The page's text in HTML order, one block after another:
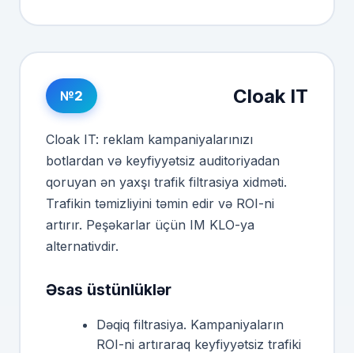
№2 Cloak IT
Cloak IT: reklam kampaniyalarınızı
botlardan və keyfiyyətsiz auditoriyadan
qoruyan ən yaxşı trafik filtrasiya xidməti.
Trafikin təmizliyini təmin edir və ROI-ni
artırır. Peşəkarlar üçün IM KLO-ya
alternativdir.
Əsas üstünlüklər
Dəqiq filtrasiya. Kampaniyaların
ROI-ni artıraraq keyfiyyətsiz trafiki